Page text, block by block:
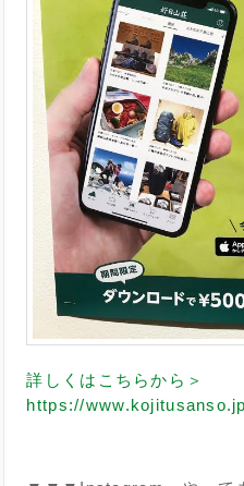
詳しくはこちらから＞
https://